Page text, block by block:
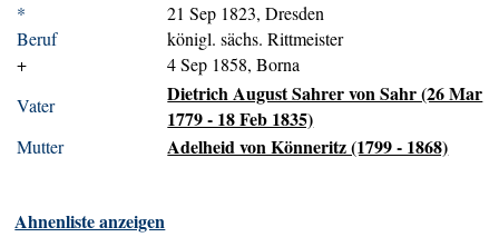
*
21 Sep 1823, Dresden
Beruf
königl. sächs. Rittmeister
+
4 Sep 1858, Borna
Vater
Dietrich August Sahrer von Sahr (26 Mar
1779 - 18 Feb 1835)
Mutter Adelheid von Könneritz (1799 - 1868)
Ahnenliste anzeigen